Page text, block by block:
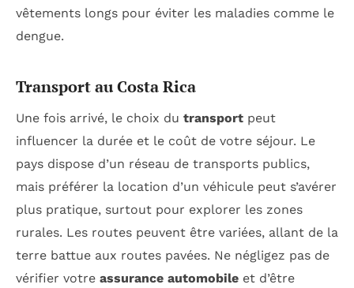
vêtements longs pour éviter les maladies comme le
dengue.
Transport au Costa Rica
Une fois arrivé, le choix du transport peut
influencer la durée et le coût de votre séjour. Le
pays dispose d’un réseau de transports publics,
mais préférer la location d’un véhicule peut s’avérer
plus pratique, surtout pour explorer les zones
rurales. Les routes peuvent être variées, allant de la
terre battue aux routes pavées. Ne négligez pas de
vérifier votre assurance automobile et d’être